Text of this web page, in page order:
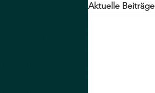
Aktuelle Beiträge